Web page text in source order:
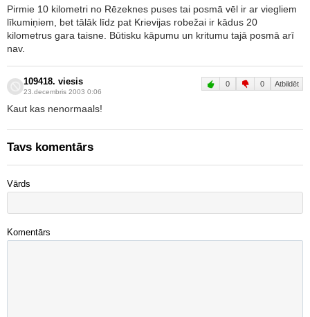
Pirmie 10 kilometri no Rēzeknes puses tai posmā vēl ir ar viegliem
līkumiņiem, bet tālāk līdz pat Krievijas robežai ir kādus 20
kilometrus gara taisne. Būtisku kāpumu un kritumu tajā posmā arī
nav.
109418. viesis
23.decembris 2003 0:06
0 0 Atbildēt
Kaut kas nenormaals!
Tavs komentārs
Vārds
Komentārs